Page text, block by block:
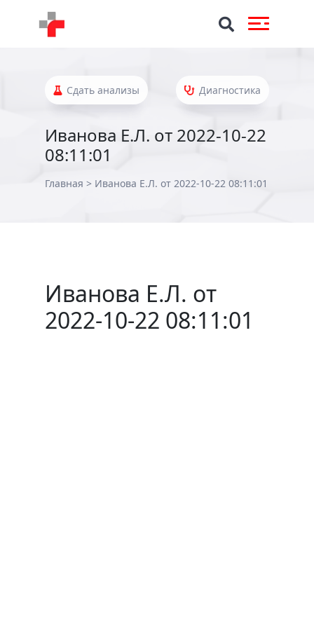
Сдать анализы Диагностика
Иванова Е.Л. от 2022-10-22
08:11:01
Главная > Иванова Е.Л. от 2022-10-22 08:11:01
Иванова Е.Л. от
2022-10-22 08:11:01